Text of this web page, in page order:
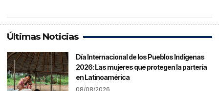
Últimas Noticias
Día Internacional de los Pueblos Indígenas
2026: Las mujeres que protegen la partería
en Latinoamérica
08/08/2026